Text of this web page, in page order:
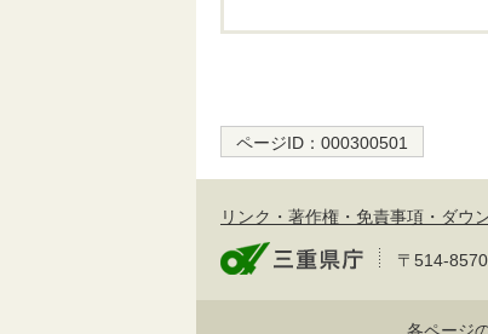
ページID： 000300501
リンク・著作権・免責事項・ダウ
〒514-